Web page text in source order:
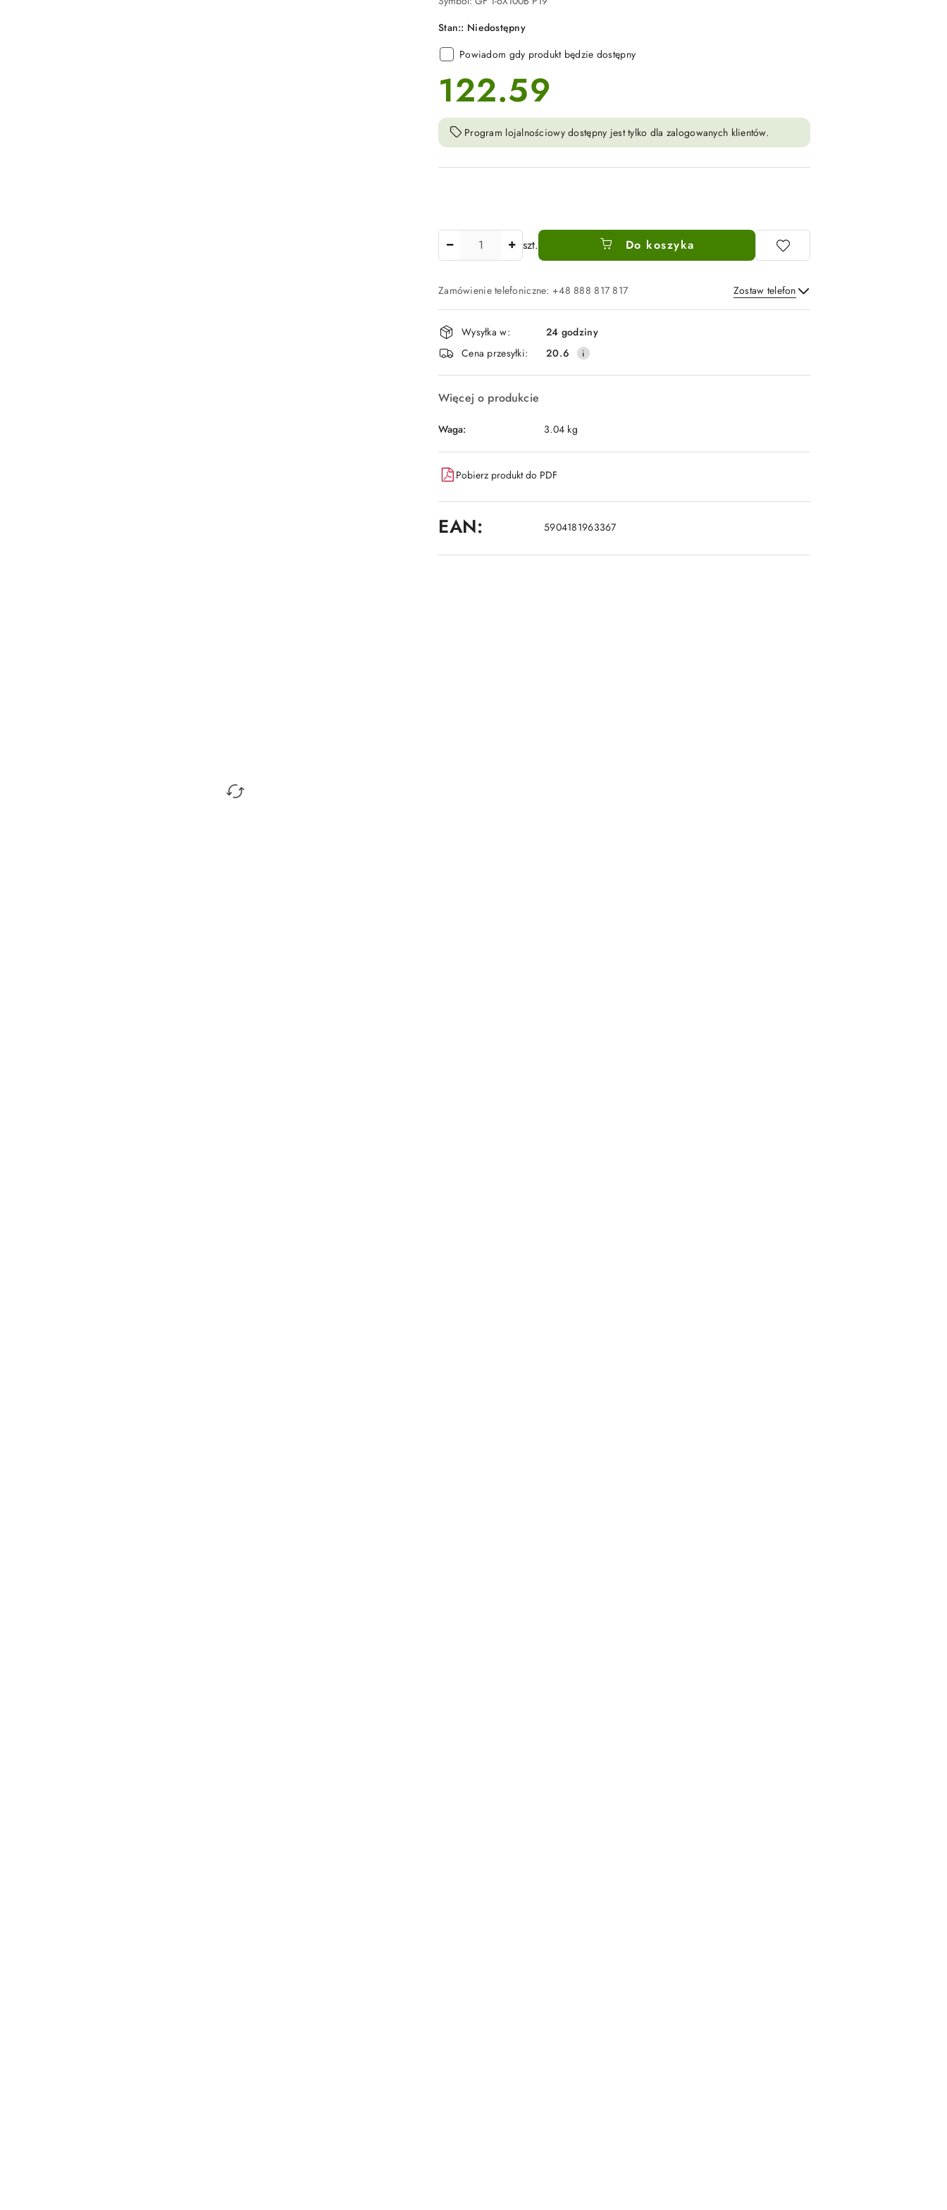
Stan:: Niedostępny
Powiadom gdy produkt będzie dostępny
cena:
122.59
Program lojalnościowy dostępny jest tylko dla zalogowanych klientów.
szt. Do koszyka
Zamówienie telefoniczne: +48 888 817 817 Zostaw telefon
Wyślij
Dostępność
i
dostawa
Wysyłka w:
24 godziny
Cena przesyłki:
20.6
Więcej o produkcie
Waga: 3.04 kg
Pobierz produkt do PDF
EAN: 5904181963367